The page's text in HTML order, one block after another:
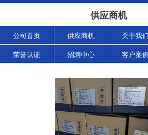
供应商机
公司首页 供应商机 关于我们
荣誉认证 招聘中心 客户案例